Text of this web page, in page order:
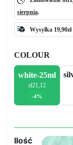
sierpnia.
Wysyłka 19,90zł
COLOUR
white-25ml
zł21,12
-4%
Ilość